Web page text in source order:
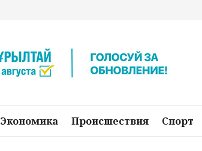
Экономика Происшествия Спорт